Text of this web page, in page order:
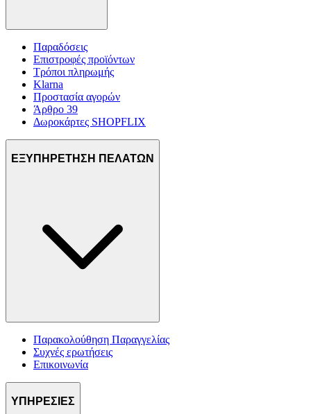
Παραδόσεις
Επιστροφές προϊόντων
Τρόποι πληρωμής
Klarna
Προστασία αγορών
Άρθρο 39
Δωροκάρτες SHOPFLIX
ΕΞΥΠΗΡΕΤΗΣΗ ΠΕΛΑΤΩΝ
Παρακολούθηση Παραγγελίας
Συχνές ερωτήσεις
Επικοινωνία
ΥΠΗΡΕΣΙΕΣ